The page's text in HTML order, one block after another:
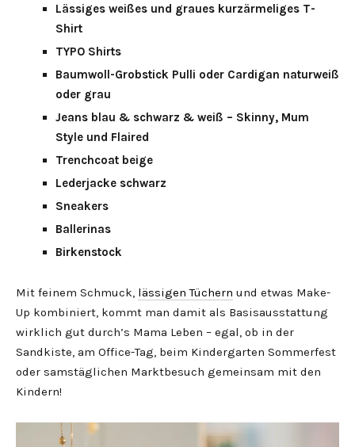
Lässiges weißes und graues kurzärmeliges T-
Shirt
TYPO Shirts
Baumwoll-Grobstick Pulli oder Cardigan naturweiß
oder grau
Jeans blau & schwarz & weiß – Skinny, Mum
Style und Flaired
Trenchcoat beige
Lederjacke schwarz
Sneakers
Ballerinas
Birkenstock
Mit feinem Schmuck, lässigen Tüchern und etwas Make-
Up kombiniert, kommt man damit als Basisausstattung
wirklich gut durch’s Mama Leben – egal, ob in der
Sandkiste, am Office-Tag, beim Kindergarten Sommerfest
oder samstäglichen Marktbesuch gemeinsam mit den
Kindern!